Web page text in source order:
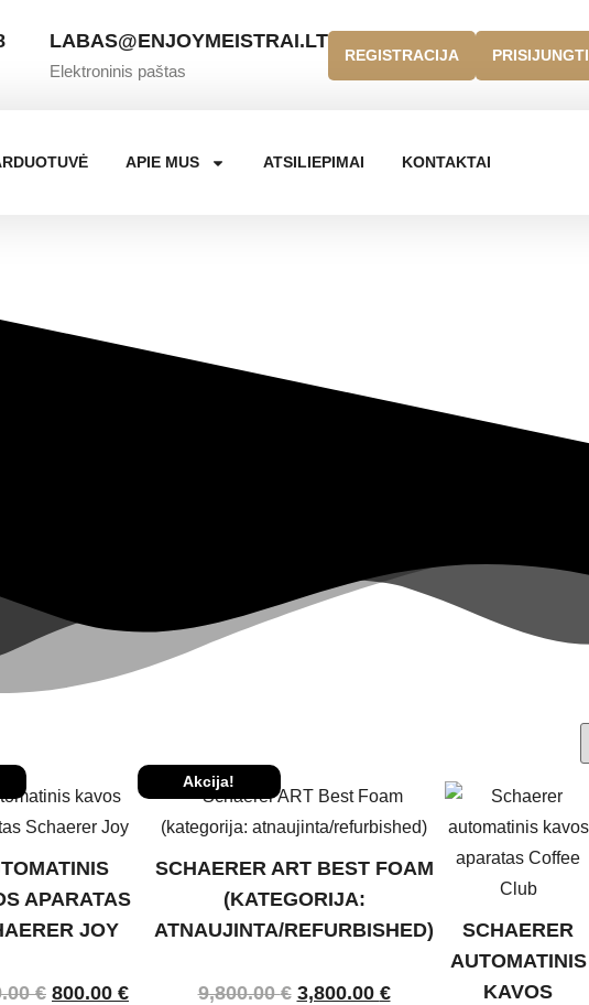
LABAS@ENJOYMEISTRAI.LT
Elektroninis paštas
REGISTRACIJA PRISIJUNGTI
APIE MUS ATSILIEPIMAI KONTAKTAI
APARATAS
JOY
€ 800.00 €
Akcija!
SCHAERER ART BEST FOAM
(KATEGORIJA:
ATNAUJINTA/REFURBISHED)
9,800.00€ 3,800.00 €
SCHAERER
AUTOMATINIS
KAVOS